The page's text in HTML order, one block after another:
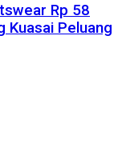
Rp 58
Kuasai Peluang